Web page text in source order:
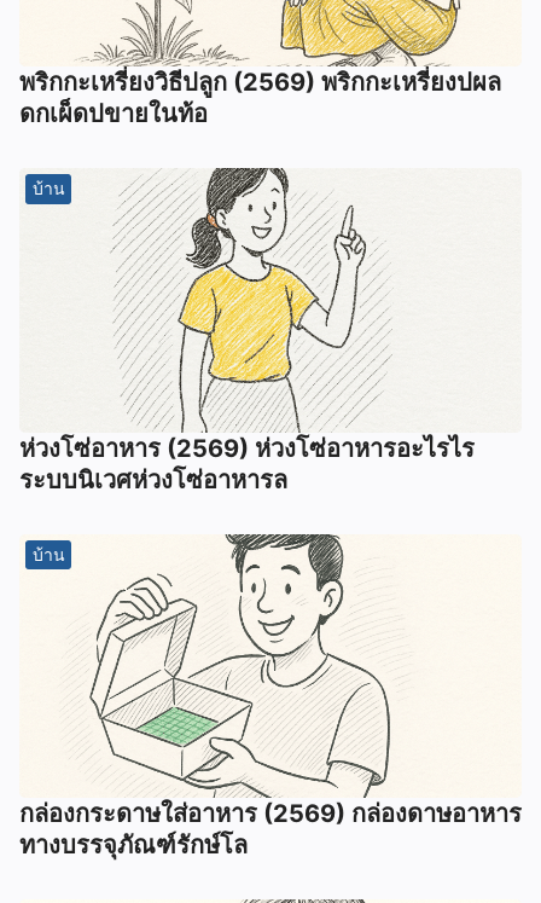
พริกกะเหรี่ยงวิธีปลูก (2569) พริกกะเหรี่ยงปผล
ดกเผ็ดปขายในท้อ
บ้าน
ห่วงโซ่อาหาร (2569) ห่วงโซ่อาหารอะไรไร
ระบบนิเวศห่วงโซ่อาหารล
บ้าน
กล่องกระดาษใส่อาหาร (2569) กล่องดาษอาหาร
ทางบรรจุภัณฑ์รักษ์โล